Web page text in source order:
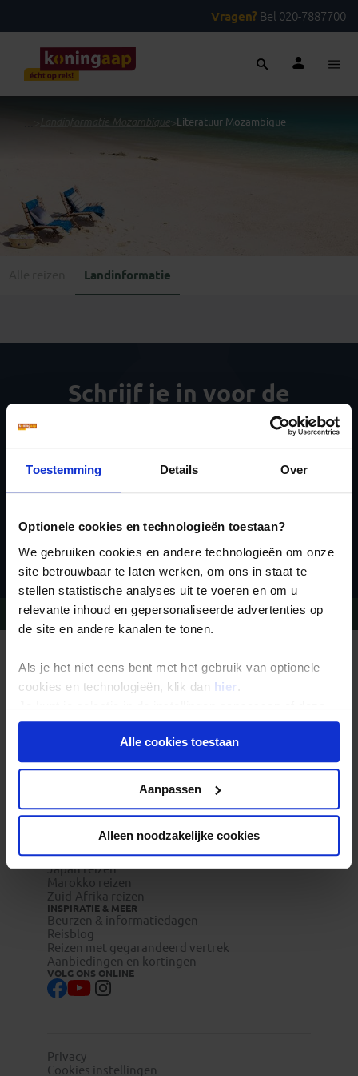
Toestemming Details Over
Optionele cookies en technologieën toestaan?
We gebruiken cookies en andere technologieën om onze
site betrouwbaar te laten werken, om ons in staat te
stellen statistische analyses uit te voeren en om u
relevante inhoud en gepersonaliseerde advertenties op
de site en andere kanalen te tonen.
Als je het niet eens bent met het gebruik van optionele
cookies en technologieën, klik dan hier .
Je kunt je selectie in de instellingen aanpassen of deze
onder aan de pagina op elk gewenst moment voor de
toekomst wijzigen.Alle cookies toestaan
Aanpassen
Alleen noodzakelijke cookies
Vragen? Bel 020-7887700
Landinformatie Mozambique >Literatuur Mozambique
Landinformatie
Schrijf je in voor de
Vragen?Bel 020-7887700
Waarom Koning Aap?
Bestemmingen
Vacatures
Veelgestelde vragen
Reisverzekeringen
Groepsreizen
POPULAIRE GROEPSREIZEN
Vietnam reizen
Costa Rica reizen
Indonesie reizen
Japan reizen
Marokko reizen
Zuid-Afrika reizen
INSPIRATIE & MEER
Beurzen & informatiedagen
Reisblog
Reizen met gegarandeerd vertrek
Aanbiedingen en kortingen
VOLG ONS ONLINE
Privacy
Cookies instellingen